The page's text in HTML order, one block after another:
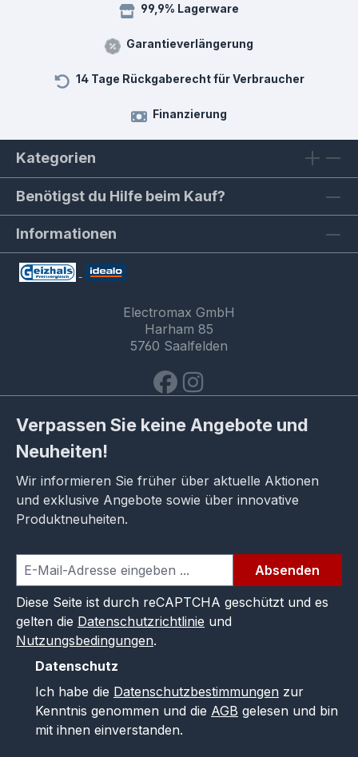
99,9% Lagerware
Garantieverlängerung
14 Tage Rückgaberecht für Verbraucher
Finanzierung
Kategorien
Benötigst du Hilfe beim Kauf?
Informationen
Electromax GmbH
Harham 85
5760 Saalfelden
Verpassen Sie keine Angebote und
Neuheiten!
Wir informieren Sie früher über aktuelle Aktionen
und exklusive Angebote sowie über innovative
Produktneuheiten.
Absenden
Diese Seite ist durch reCAPTCHA geschützt und es
gelten die Datenschutzrichtlinie und
Nutzungsbedingungen.
Datenschutz
Ich habe die Datenschutzbestimmungen zur
Kenntnis genommen und die AGB gelesen und bin
mit ihnen einverstanden.